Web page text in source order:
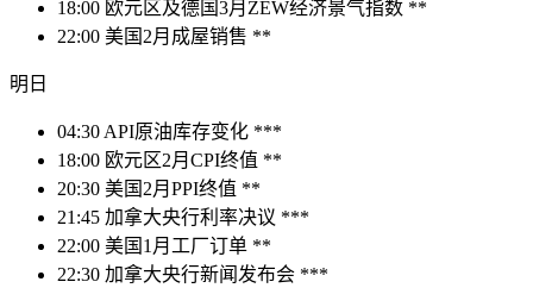
18:00 欧元区及德国3月ZEW经济景气指数 **
22:00 美国2月成屋销售 **
明日
04:30 API原油库存变化 ***
18:00 欧元区2月CPI终值 **
20:30 美国2月PPI终值 **
21:45 加拿大央行利率决议 ***
22:00 美国1月工厂订单 **
22:30 加拿大央行新闻发布会 ***